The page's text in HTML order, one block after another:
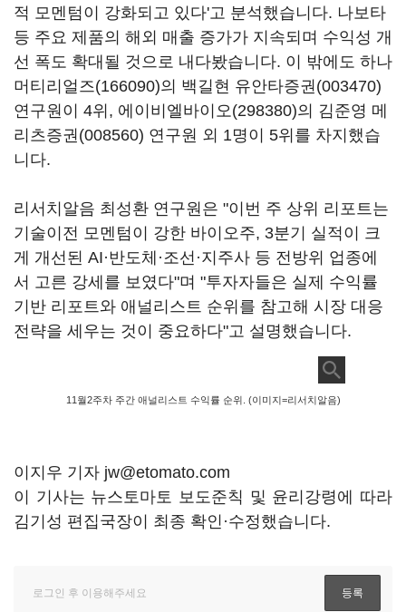
적 모멘텀이 강화되고 있다'고 분석했습니다. 나보타
등 주요 제품의 해외 매출 증가가 지속되며 수익성 개
선 폭도 확대될 것으로 내다봤습니다. 이 밖에도 하나
머티리얼즈(166090)의 백길현 유안타증권(003470)
연구원이 4위, 에이비엘바이오(298380)의 김준영 메
리츠증권(008560) 연구원 외 1명이 5위를 차지했습
니다.
리서치알음 최성환 연구원은 "이번 주 상위 리포트는
기술이전 모멘텀이 강한 바이오주, 3분기 실적이 크
게 개선된 AI·반도체·조선·지주사 등 전방위 업종에
서 고른 강세를 보였다"며 "투자자들은 실제 수익률
기반 리포트와 애널리스트 순위를 참고해 시장 대응
전략을 세우는 것이 중요하다"고 설명했습니다.
11월2주차 주간 애널리스트 수익률 순위. (이미지=리서치알음)
이지우 기자 jw@etomato.com
이 기사는 뉴스토마토 보도준칙 및 윤리강령에 따라
김기성 편집국장이 최종 확인·수정했습니다.